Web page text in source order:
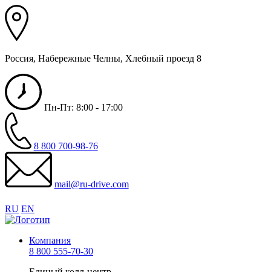
Россия, Набережные Челны, Хлебный проезд 8
Пн-Пт: 8:00 - 17:00
8 800 700-98-76
mail@ru-drive.com
RU EN
Компания
8 800 555-70-30